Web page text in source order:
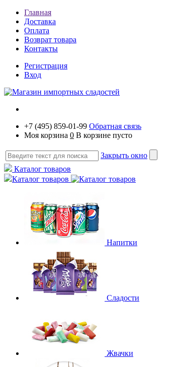
Главная
Доставка
Оплата
Возврат товара
Контакты
Регистрация
Вход
+7 (495) 859-01-99 Обратная связь
Моя корзина 0 В корзине пусто
Закрыть окно
Каталог товаров
Каталог товаров
Напитки
Сладости
Жвачки